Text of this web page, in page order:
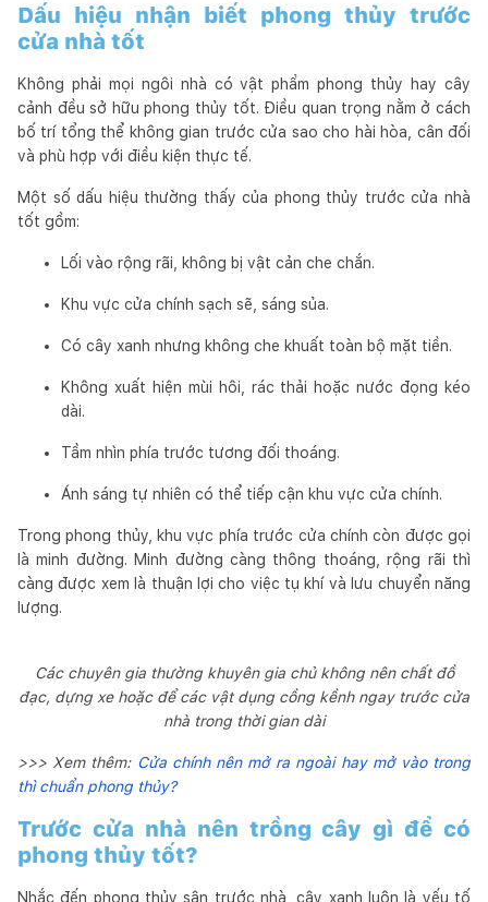
Dấu hiệu nhận biết phong thủy trước
cửa nhà tốt
Không phải mọi ngôi nhà có vật phẩm phong thủy hay cây
cảnh đều sở hữu phong thủy tốt. Điều quan trọng nằm ở cách
bố trí tổng thể không gian trước cửa sao cho hài hòa, cân đối
và phù hợp với điều kiện thực tế.
Một số dấu hiệu thường thấy của phong thủy trước cửa nhà
tốt gồm:
Lối vào rộng rãi, không bị vật cản che chắn.
Khu vực cửa chính sạch sẽ, sáng sủa.
Có cây xanh nhưng không che khuất toàn bộ mặt tiền.
Không xuất hiện mùi hôi, rác thải hoặc nước đọng kéo
dài.
Tầm nhìn phía trước tương đối thoáng.
Ánh sáng tự nhiên có thể tiếp cận khu vực cửa chính.
Trong phong thủy, khu vực phía trước cửa chính còn được gọi
là minh đường. Minh đường càng thông thoáng, rộng rãi thì
càng được xem là thuận lợi cho việc tụ khí và lưu chuyển năng
lượng.
Các chuyên gia thường khuyên gia chủ không nên chất đồ
đạc, dựng xe hoặc để các vật dụng cồng kềnh ngay trước cửa
nhà trong thời gian dài
>>> Xem thêm: Cửa chính nên mở ra ngoài hay mở vào trong
thì chuẩn phong thủy?
Trước cửa nhà nên trồng cây gì để có
phong thủy tốt?
Nhắc đến phong thủy sân trước nhà, cây xanh luôn là yếu tố